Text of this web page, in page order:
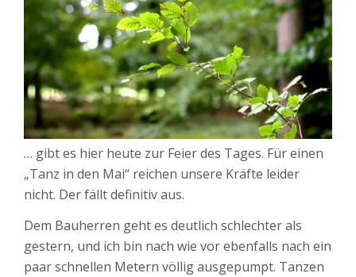
… gibt es hier heute zur Feier des Tages. Für einen
„Tanz in den Mai“ reichen unsere Kräfte leider
nicht. Der fällt definitiv aus.
Dem Bauherren geht es deutlich schlechter als
gestern, und ich bin nach wie vor ebenfalls nach ein
paar schnellen Metern völlig ausgepumpt. Tanzen